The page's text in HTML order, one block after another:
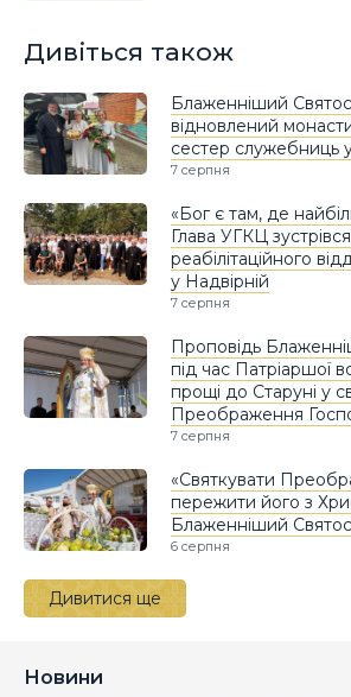
Дивіться також
Блаженніший
відновлений
сестер служебниць
7 серпня
«Бог є там, де
Глава УГКЦ
реабілітаційного
у Надвірній
7 серпня
Проповідь
під час Патріаршої
прощі до Старуні у
Преображення
7 серпня
«Святкувати
пережити його з
Блаженніший
6 серпня
Дивитися ще
Новини